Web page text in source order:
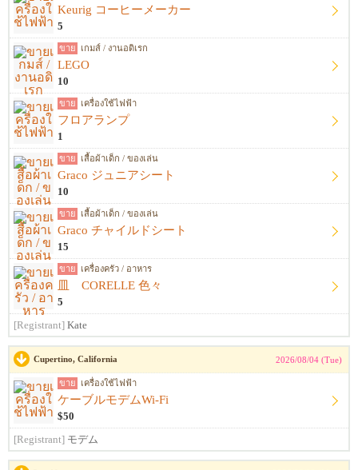
Keurig コーヒーメーカー
5
ขาย เกมส์ / งานอดิเรก
LEGO
10
ขาย เครื่องใช้ไฟฟ้า
フロアランプ
1
ขาย เสื้อผ้าเด็ก / ของเล่น
Graco ジュニアシート
10
ขาย เสื้อผ้าเด็ก / ของเล่น
Graco チャイルドシート
15
ขาย เครื่องครัว / อาหาร
皿 CORELLE 色々
5
[Registrant] Kate
Cupertino, California 2026/08/04 (Tue)
ขาย เครื่องใช้ไฟฟ้า
ケーブルモデムWi-Fi
$50
[Registrant] モデム